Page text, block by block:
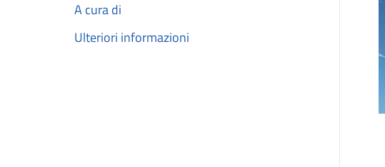
A cura di
Ulteriori informazioni